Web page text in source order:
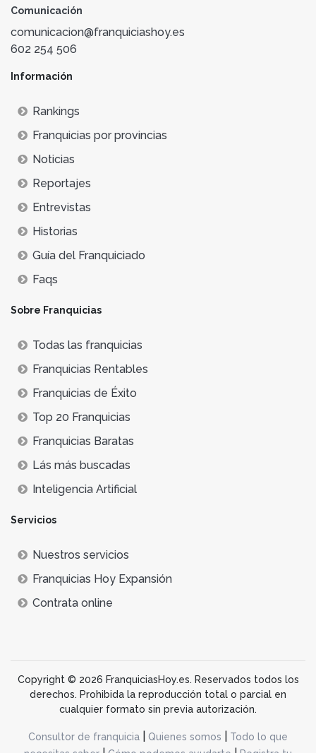
Comunicación
comunicacion@franquiciashoy.es
602 254 506
Información
Rankings
Franquicias por provincias
Noticias
Reportajes
Entrevistas
Historias
Guía del Franquiciado
Faqs
Sobre Franquicias
Todas las franquicias
Franquicias Rentables
Franquicias de Éxito
Top 20 Franquicias
Franquicias Baratas
Lás más buscadas
Inteligencia Artificial
Servicios
Nuestros servicios
Franquicias Hoy Expansión
Contrata online
Copyright © 2026 FranquiciasHoy.es. Reservados todos los
derechos. Prohibida la reproducción total o parcial en
cualquier formato sin previa autorización.
Consultor de franquicia Quienes somos
Todo lo que